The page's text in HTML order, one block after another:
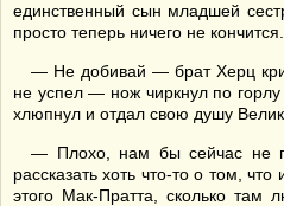
единственный сын младшей
просто теперь ничего не кончится.
— Не добивай — брат Херц
не успел — нож чиркнул по горлу
хлюпнул и отдал свою душу
— Плохо, нам бы сейчас не
рассказать хоть что-то о том,
этого Мак-Пратта, сколько